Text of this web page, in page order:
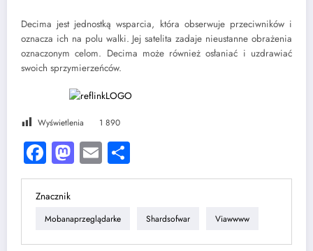
Decima jest jednostką wsparcia, która obserwuje przeciwników i
oznacza ich na polu walki. Jej satelita zadaje nieustanne obrażenia
oznaczonym celom. Decima może również osłaniać i uzdrawiać
swoich sprzymierzeńców.
Wyświetlenia 1 890
Facebook
Mastodon
Email
Znacznik
Mobanaprzeglądarke Shardsofwar Viawwww